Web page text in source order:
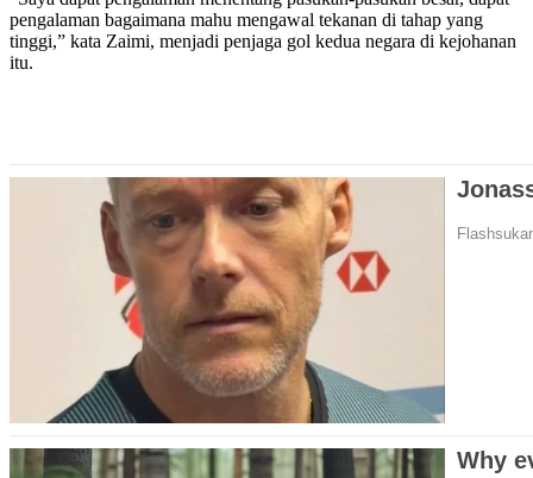
pengalaman bagaimana mahu mengawal tekanan di tahap yang
tinggi,” kata Zaimi, menjadi penjaga gol kedua negara di kejohanan
itu.